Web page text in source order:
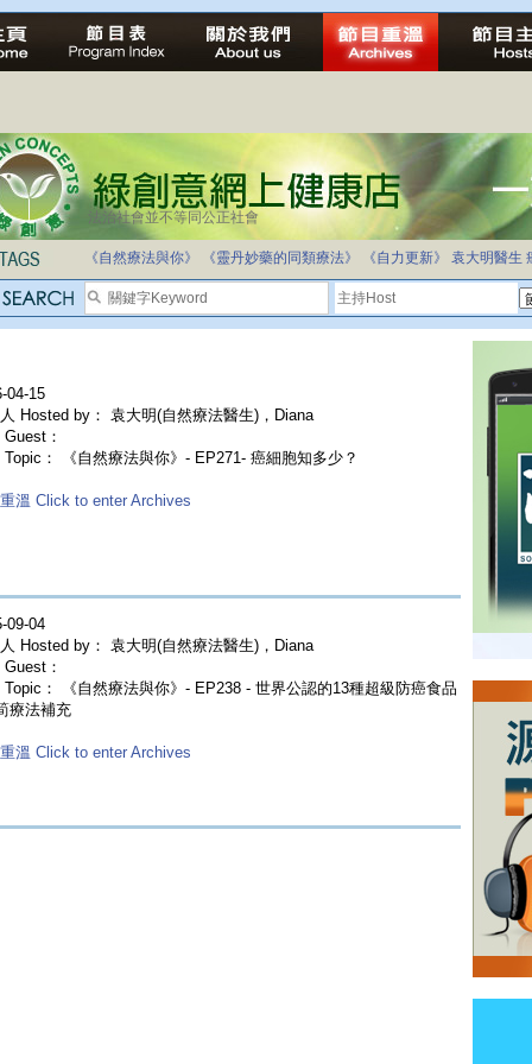
法治社會並不等同公正社會
《自然療法與你》 《靈丹妙藥的同類療法》 《自力更新》 袁大明醫生
04-15
Hosted by： 袁大明(自然療法醫生)，Diana
：
Topic： 《自然療法與你》- EP271- 癌細胞知多少？
溫 Click to enter Archives
09-04
Hosted by： 袁大明(自然療法醫生)，Diana
：
Topic： 《自然療法與你》- EP238 - 世界公認的13種超級防癌食品
療法補充
溫 Click to enter Archives